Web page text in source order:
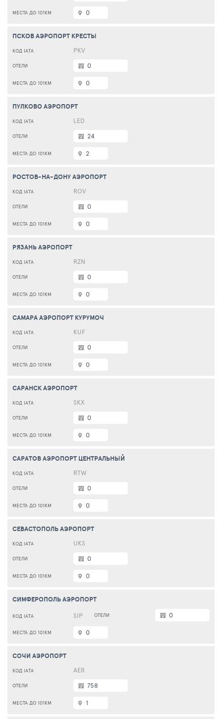
0
ПСКОВ АЭРОПОРТ КРЕСТЫ
PKV
0
0
ПУЛКОВО АЭРОПОРТ
LED
24
2
РОСТОВ-НА-ДОНУ АЭРОПОРТ
ROV
0
0
РЯЗАНЬ АЭРОПОРТ
RZN
0
0
САМАРА АЭРОПОРТ КУРУМОЧ
KUF
0
0
САРАНСК АЭРОПОРТ
SKX
0
0
САРАТОВ АЭРОПОРТ ЦЕНТРАЛЬНЫЙ
RTW
0
0
СЕВАСТОПОЛЬ АЭРОПОРТ
UKS
0
0
СИМФЕРОПОЛЬ АЭРОПОРТ
SIP
0
0
СОЧИ АЭРОПОРТ
AER
758
1